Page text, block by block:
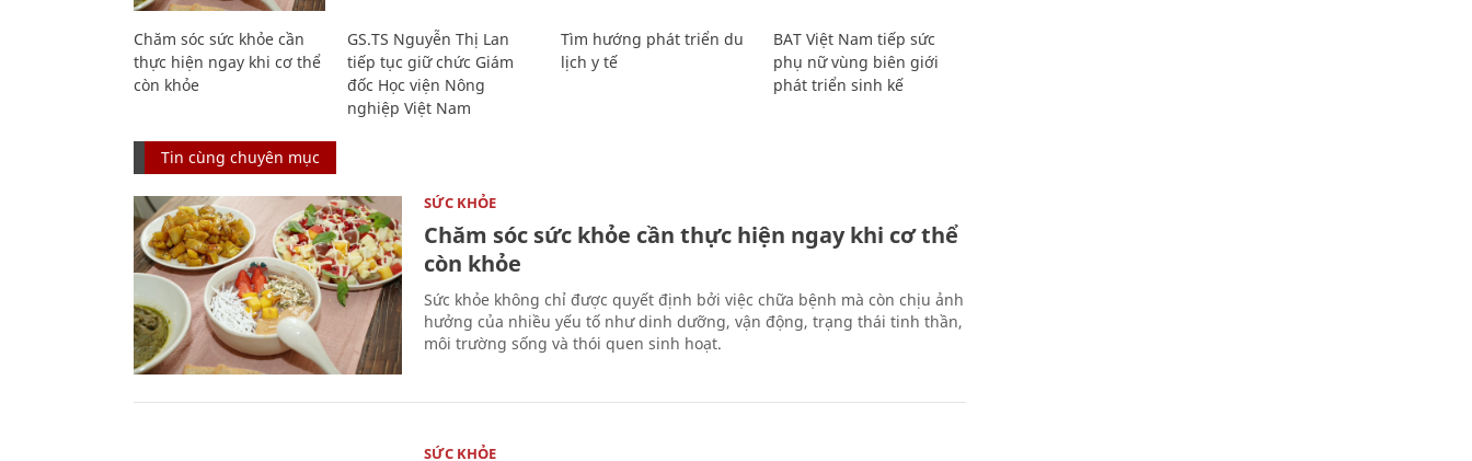
Chăm sóc sức khỏe cần
thực hiện ngay khi cơ thể
còn khỏe
GS.TS Nguyễn Thị Lan
tiếp tục giữ chức Giám
đốc Học viện Nông
nghiệp Việt Nam
Tìm hướng phát triển du
lịch y tế
BAT Việt Nam tiếp sức
phụ nữ vùng biên giới
phát triển sinh kế
Tin cùng chuyên mục
SỨC KHỎE
Chăm sóc sức khỏe cần thực hiện ngay khi cơ thể
còn khỏe
Sức khỏe không chỉ được quyết định bởi việc chữa bệnh mà còn chịu ảnh
hưởng của nhiều yếu tố như dinh dưỡng, vận động, trạng thái tinh thần,
môi trường sống và thói quen sinh hoạt.
SỨC KHỎE